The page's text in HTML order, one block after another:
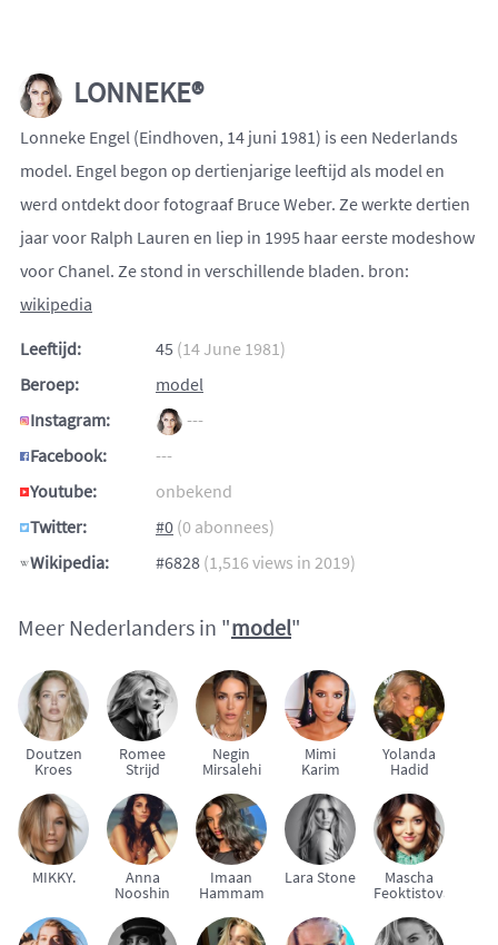
LONNEKE®
Lonneke Engel (Eindhoven, 14 juni 1981) is een Nederlands
model. Engel begon op dertienjarige leeftijd als model en
werd ontdekt door fotograaf Bruce Weber. Ze werkte dertien
jaar voor Ralph Lauren en liep in 1995 haar eerste modeshow
voor Chanel. Ze stond in verschillende bladen. bron:
wikipedia
Leeftijd:
45 (14 June 1981)
Beroep:
model
Instagram:
---
Facebook:
---
Youtube:
onbekend
Twitter:
#0 (0 abonnees)
Wikipedia:
#6828 (1,516 views in 2019)
Meer Nederlanders in "model"
Doutzen
Kroes
Romee
Strijd
Negin
Mirsalehi
Mimi
Karim
Yolanda
Hadid
MIKKY. Anna
Nooshin
Imaan
Hammam
Lara Stone Mascha
Feoktistova